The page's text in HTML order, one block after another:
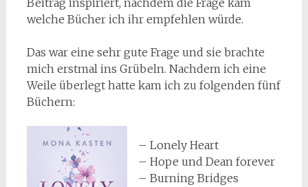
Beitrag inspiriert, nachdem die Frage kam
welche Bücher ich ihr empfehlen würde.
Das war eine sehr gute Frage und sie brachte
mich erstmal ins Grübeln. Nachdem ich eine
Weile überlegt hatte kam ich zu folgenden fünf
Büchern:
– Lonely Heart
– Hope und Dean forever
– Burning Bridges